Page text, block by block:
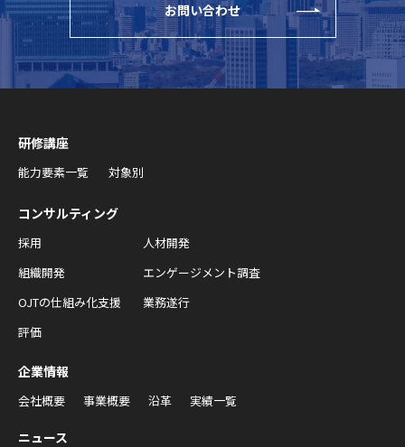
お問い合わせ
研修講座
能力要素一覧 対象別
コンサルティング
採用
人材開発
組織開発
エンゲージメント調査
OJTの仕組み化支援
業務遂行
評価
企業情報
会社概要 事業概要 沿革 実績一覧
ニュース